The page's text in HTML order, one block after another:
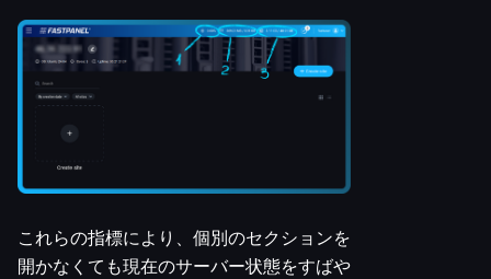
これらの指標により、個別のセクションを
開かなくても現在のサーバー状態をすばや